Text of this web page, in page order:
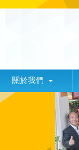
關於我們